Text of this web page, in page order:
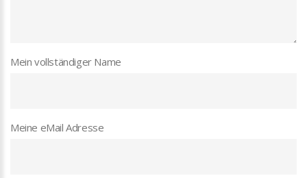
Mein vollständiger Name
Meine eMail Adresse